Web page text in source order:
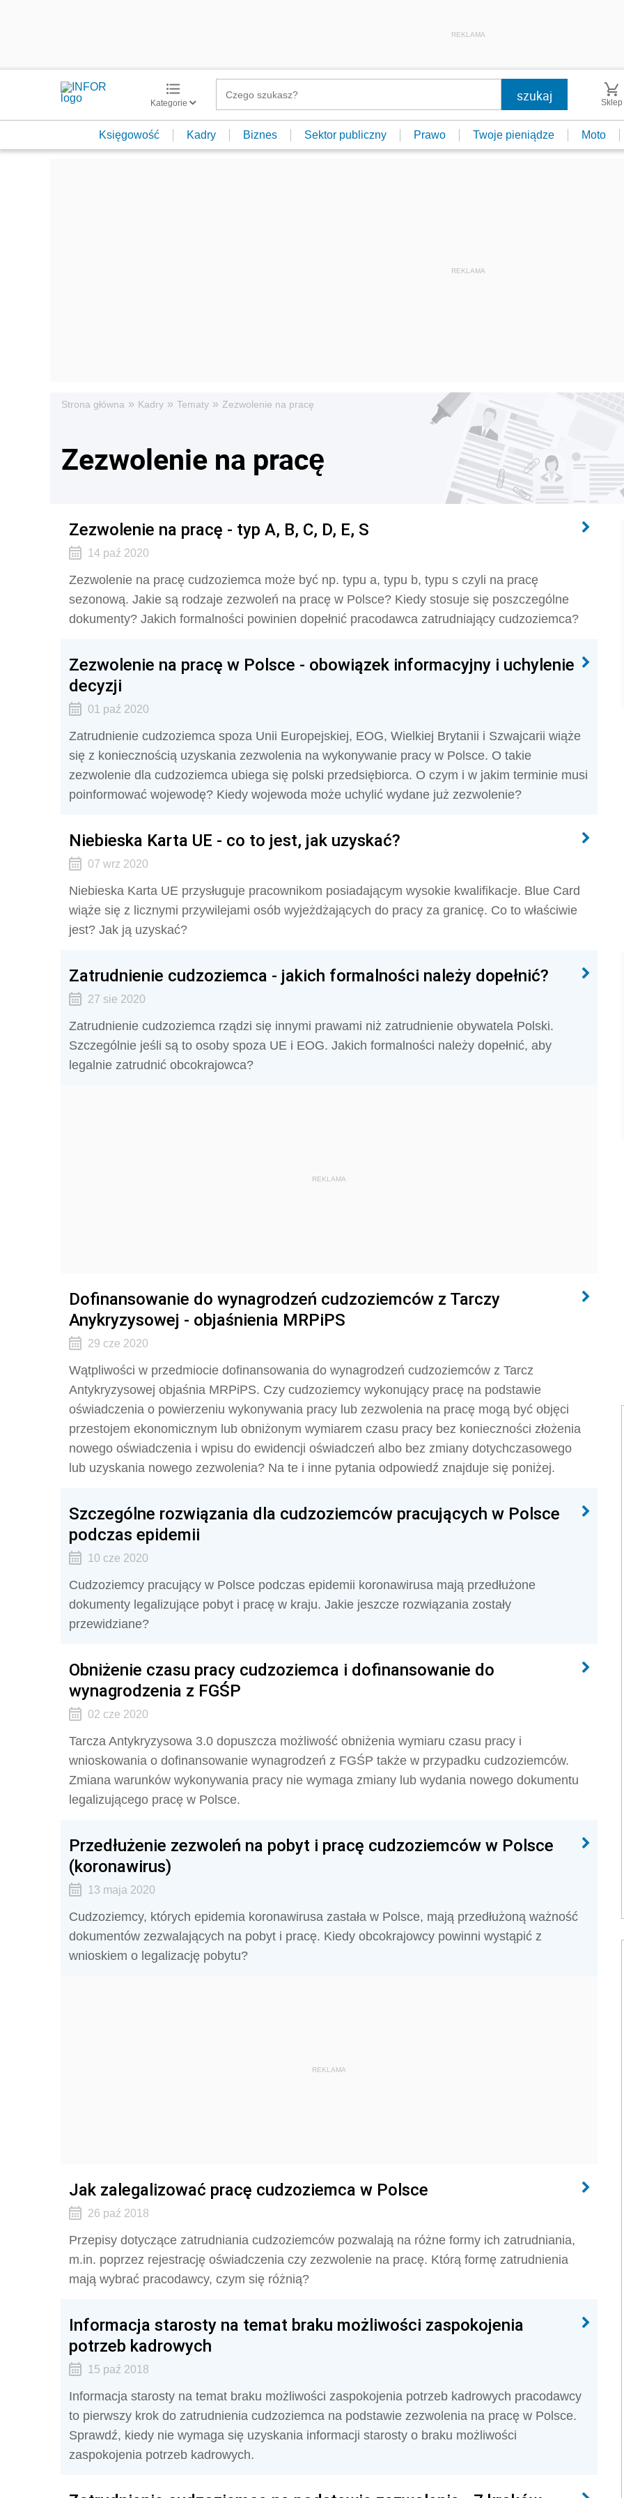
REKLAMA
Kategorie Sklep
Księgowość Kadry Biznes Sektor publiczny Prawo Twoje pieniądze Moto
Strona główna » Kadry » Tematy » Zezwolenie na pracę
Zezwolenie na pracę
Zezwolenie na pracę - typ A, B, C, D, E, S
14 paź 2020
Zezwolenie na pracę cudzoziemca może być np. typu a, typu b, typu s czyli na pracę
sezonową. Jakie są rodzaje zezwoleń na pracę w Polsce? Kiedy stosuje się poszczególne
dokumenty? Jakich formalności powinien dopełnić pracodawca zatrudniający cudzoziemca?
Zezwolenie na pracę w Polsce - obowiązek informacyjny i uchylenie
decyzji
01 paź 2020
Zatrudnienie cudzoziemca spoza Unii Europejskiej, EOG, Wielkiej Brytanii i Szwajcarii wiąże
się z koniecznością uzyskania zezwolenia na wykonywanie pracy w Polsce. O takie
zezwolenie dla cudzoziemca ubiega się polski przedsiębiorca. O czym i w jakim terminie musi
poinformować wojewodę? Kiedy wojewoda może uchylić wydane już zezwolenie?
Niebieska Karta UE - co to jest, jak uzyskać?
07 wrz 2020
Niebieska Karta UE przysługuje pracownikom posiadającym wysokie kwalifikacje. Blue Card
wiąże się z licznymi przywilejami osób wyjeżdżających do pracy za granicę. Co to właściwie
jest? Jak ją uzyskać?
Zatrudnienie cudzoziemca - jakich formalności należy dopełnić?
27 sie 2020
Zatrudnienie cudzoziemca rządzi się innymi prawami niż zatrudnienie obywatela Polski.
Szczególnie jeśli są to osoby spoza UE i EOG. Jakich formalności należy dopełnić, aby
legalnie zatrudnić obcokrajowca?
REKLAMA
Dofinansowanie do wynagrodzeń cudzoziemców z Tarczy
Anykryzysowej - objaśnienia MRPiPS
29 cze 2020
Wątpliwości w przedmiocie dofinansowania do wynagrodzeń cudzoziemców z Tarcz
Antykryzysowej objaśnia MRPiPS. Czy cudzoziemcy wykonujący pracę na podstawie
oświadczenia o powierzeniu wykonywania pracy lub zezwolenia na pracę mogą być objęci
przestojem ekonomicznym lub obniżonym wymiarem czasu pracy bez konieczności złożenia
nowego oświadczenia i wpisu do ewidencji oświadczeń albo bez zmiany dotychczasowego
lub uzyskania nowego zezwolenia? Na te i inne pytania odpowiedź znajduje się poniżej.
Szczególne rozwiązania dla cudzoziemców pracujących w Polsce
podczas epidemii
10 cze 2020
Cudzoziemcy pracujący w Polsce podczas epidemii koronawirusa mają przedłużone
dokumenty legalizujące pobyt i pracę w kraju. Jakie jeszcze rozwiązania zostały
przewidziane?
Obniżenie czasu pracy cudzoziemca i dofinansowanie do
wynagrodzenia z FGŚP
02 cze 2020
Tarcza Antykryzysowa 3.0 dopuszcza możliwość obniżenia wymiaru czasu pracy i
wnioskowania o dofinansowanie wynagrodzeń z FGŚP także w przypadku cudzoziemców.
Zmiana warunków wykonywania pracy nie wymaga zmiany lub wydania nowego dokumentu
legalizującego pracę w Polsce.
Przedłużenie zezwoleń na pobyt i pracę cudzoziemców w Polsce
(koronawirus)
13 maja 2020
Cudzoziemcy, których epidemia koronawirusa zastała w Polsce, mają przedłużoną ważność
dokumentów zezwalających na pobyt i pracę. Kiedy obcokrajowcy powinni wystąpić z
wnioskiem o legalizację pobytu?
REKLAMA
Jak zalegalizować pracę cudzoziemca w Polsce
26 paź 2018
Przepisy dotyczące zatrudniania cudzoziemców pozwalają na różne formy ich zatrudniania,
m.in. poprzez rejestrację oświadczenia czy zezwolenie na pracę. Którą formę zatrudnienia
mają wybrać pracodawcy, czym się różnią?
Informacja starosty na temat braku możliwości zaspokojenia
potrzeb kadrowych
15 paź 2018
Informacja starosty na temat braku możliwości zaspokojenia potrzeb kadrowych pracodawcy
to pierwszy krok do zatrudnienia cudzoziemca na podstawie zezwolenia na pracę w Polsce.
Sprawdź, kiedy nie wymaga się uzyskania informacji starosty o braku możliwości
zaspokojenia potrzeb kadrowych.